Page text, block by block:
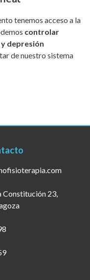
tenemos acceso a la
controlar
depresión
de nuestro sistema
Constitución 23,